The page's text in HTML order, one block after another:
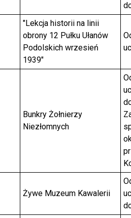
"Lekcja historii na linii
obrony 12 Pułku Ułanów
Podolskich wrzesień
1939"
Bunkry Żołnierzy
Niezłomnych
Żywe Muzeum Kawalerii